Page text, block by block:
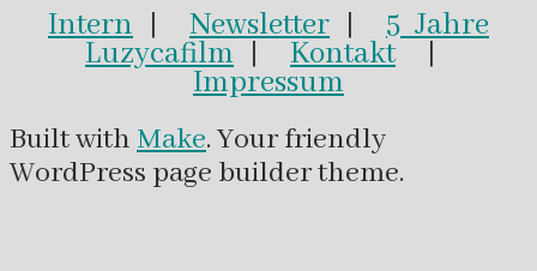
Intern | Newsletter | 5 Jahre
Luzycafilm | Kontakt|
Impressum
Built with Make. Your friendly
WordPress page builder theme.